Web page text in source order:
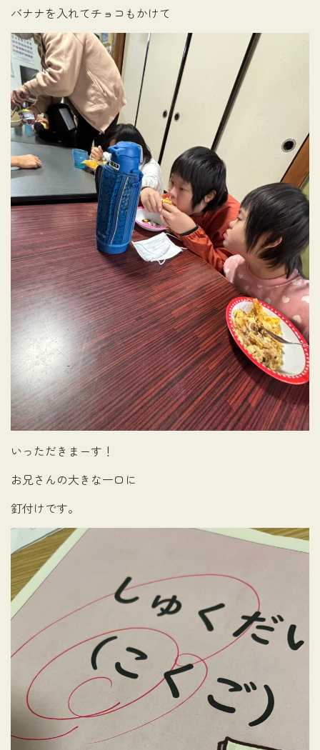
バナナを入れてチョコもかけて
いっただきまーす！
お兄さんの大きな一口に
釘付けです。